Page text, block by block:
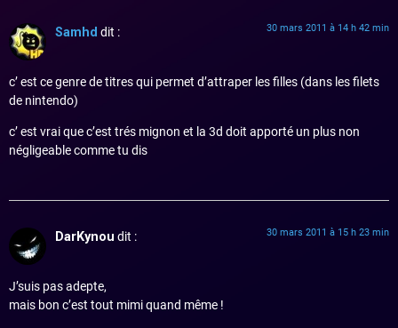
Samhd dit : 30 mars 2011 à 14 h 42 min
c’ est ce genre de titres qui permet d’attraper les filles (dans les filets
de nintendo)
c’ est vrai que c’est trés mignon et la 3d doit apporté un plus non
négligeable comme tu dis
DarKynou dit : 30 mars 2011 à 15 h 23 min
J’suis pas adepte,
mais bon c’est tout mimi quand même !